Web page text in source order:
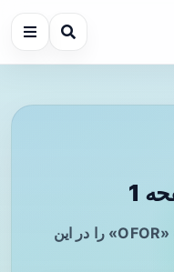
تازه‌ترین مطالب مرتبط با برچسب «OFOR» را در این